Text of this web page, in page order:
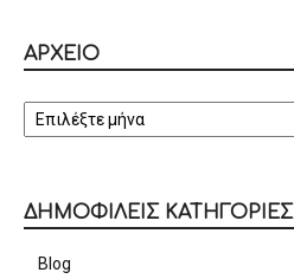
ΑΡΧΕΙΟ
ΔΗΜΟΦΙΛΕΙΣ ΚΑΤΗΓΟΡΙΕΣ
Blog